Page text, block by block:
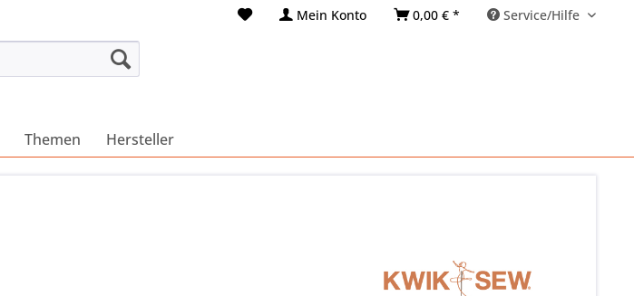
Mein Konto 0,00 € * Service/Hilfe
Themen Hersteller